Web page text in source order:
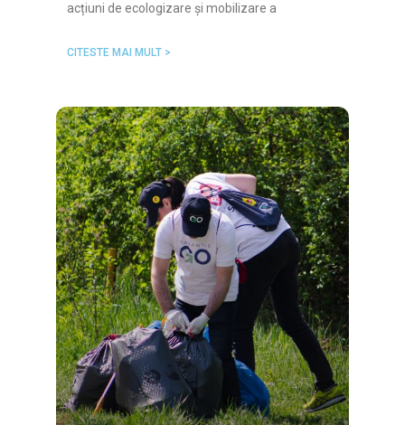
acțiuni de ecologizare și mobilizare a
CITESTE MAI MULT >